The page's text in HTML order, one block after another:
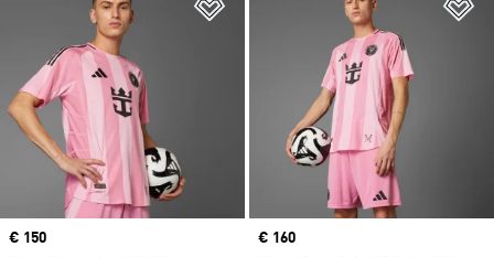
Price
€ 150
Price
€ 160